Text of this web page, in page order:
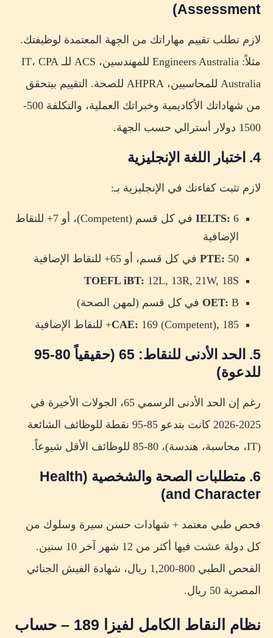
Assessment)
لازم تطلب تقييم مهاراتك من الجهة المعتمدة لوظيفتك.
مثلاً: Engineers Australia للمهندسين، ACS للـ IT، CPA
Australia للمحاسبين، AHPRA للصحة. التقييم بيتحقق
من شهاداتك الأكاديمية وخبراتك العملية، والتكلفة 500-
1500 دولار أسترالي حسب الجهة.
4. اختبار اللغة الإنجليزية
لازم تثبت كفاءتك في الإنجليزية بـ:
IELTS:
6 في كل قسم (Competent)، أو 7+ للنقاط
الإضافية
PTE: 50 في كل قسم، أو 65+ للنقاط الإضافية
TOEFL iBT: 12L, 13R, 21W, 18S
OET: B في كل قسم (لمهن الصحة)
CAE: 169 (Competent), 185+ للنقاط الإضافية
5. الحد الأدنى للنقاط: 65 (حقيقياً 80-95
للدعوة)
رغم إن الحد الأدنى الرسمي 65، الجولات الأخيرة في
2025-2026 كانت بتدعو 85-95 نقطة للوظائف الشائعة
(IT، محاسبة، هندسة)، 80-85 للوظائف الأقل شيوعاً.
6. متطلبات الصحة والشخصية (Health
and Character)
فحص طبي معتمد + شهادات حسن سيرة وسلوك من
كل دولة عشت فيها أكثر من 12 شهر آخر 10 سنين.
الفحص الطبي 800-1,200 ريال، شهادة الفيش الجنائي
المصرية 50 ريال.
نظام النقاط الكامل لفيزا 189 – حساب